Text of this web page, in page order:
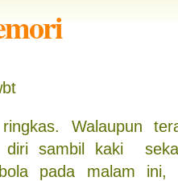
Walaupun
diri sambil kaki
pada malam ini,